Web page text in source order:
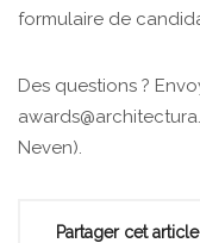
formulaire de
Des questions ?
Neven).
Partager cet article